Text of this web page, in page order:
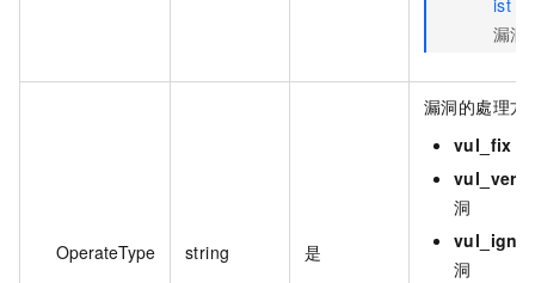
ist
漏洞
OperateType string 是
漏洞的處理方
vul_fix
洞
洞